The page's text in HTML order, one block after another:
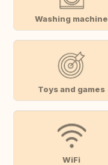
Washing machine
Toys and games
WiFi